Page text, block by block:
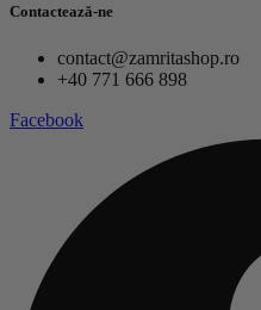
Contactează-ne
contact@zamritashop.ro
+40 771 666 898
Facebook